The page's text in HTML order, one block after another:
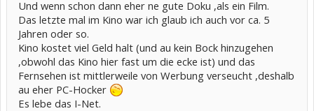
Und wenn schon dann eher ne gute Doku ,als ein Film.
Das letzte mal im Kino war ich glaub ich auch vor ca. 5
Jahren oder so.
Kino kostet viel Geld halt (und au kein Bock hinzugehen
,obwohl das Kino hier fast um die ecke ist) und das
Fernsehen ist mittlerweile von Werbung verseucht ,deshalb
au eher PC-Hocker
Es lebe das I-Net.